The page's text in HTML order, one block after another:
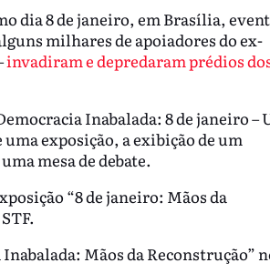
dia 8 de janeiro, em Brasília,
milhares de apoiadores do ex-
invadiram e depredaram prédios
Inabalada: 8 de janeiro –
exposição, a exibição de um
mesa de debate.
“8 de janeiro: Mãos da
Mãos da Reconstrução”